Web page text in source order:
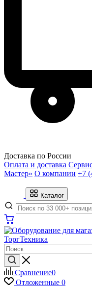
Доставка по России
Оплата и доставка
Мастер» О компании +7
Каталог
Сравнение0
Отложенные 0